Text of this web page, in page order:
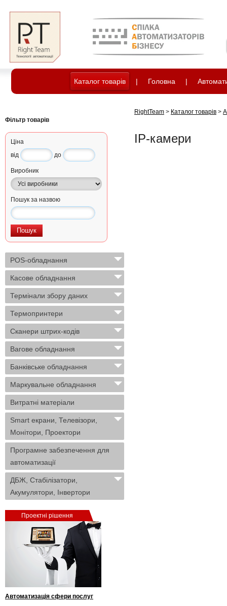
Каталог товарів | Головна |
Фільтр товарів
Ціна
від
до
Виробник
Пошук за назвою
POS-обладнання
Касове обладнання
Термінали збору даних
Термопринтери
Сканери штрих-кодів
Вагове обладнання
Банківське обладнання
Маркувальне обладнання
Витратні матеріали
Smart екрани, Телевізори,
Монітори, Проектори
Програмне забезпечення для
автоматизації
ДБЖ, Стабілізатори,
Акумулятори, Інвертори
Проектні рішення
Автоматизація сфери послуг
RightTeam > Каталог товарів >
IP-камери